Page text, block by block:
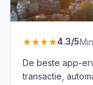
★★★★4.3/5
De beste app-
transactie,